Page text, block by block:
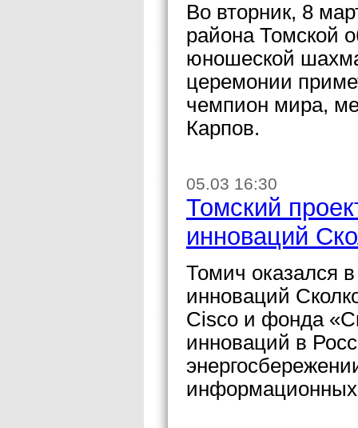
Во вторник, 8
района Томской
юношеской
церемонии
чемпион мира,
Карпов.
05.03 16:30
Томский
инноваций
Томич оказался
инноваций
Cisco и фонда
инноваций в
информационных